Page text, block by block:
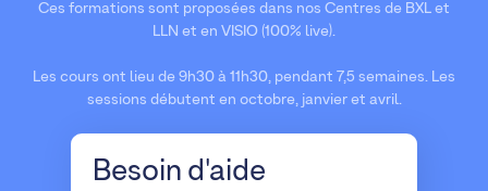
Ces formations sont proposées dans nos Centres de BXL et
LLN et en VISIO (100% live).
Les cours ont lieu de 9h30 à 11h30, pendant 7,5 semaines. Les
sessions débutent en octobre, janvier et avril.
Besoin d'aide